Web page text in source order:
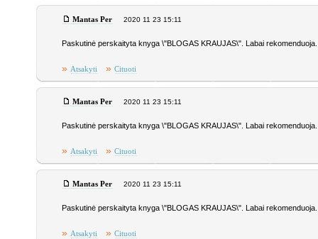
Mantas Per 2020 11 23 15:11
Paskutinė perskaityta knyga \"BLOGAS KRAUJAS\". Labai
» Atsakyti » Cituoti
Mantas Per 2020 11 23 15:11
Paskutinė perskaityta knyga \"BLOGAS KRAUJAS\". Labai
» Atsakyti » Cituoti
Mantas Per 2020 11 23 15:11
Paskutinė perskaityta knyga \"BLOGAS KRAUJAS\". Labai
» Atsakyti » Cituoti